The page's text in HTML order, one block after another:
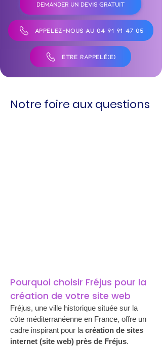
DEMANDER UN DEVIS GRATUIT
APPELEZ-NOUS AU 04 91 91 47 05
ÊTRE RAPPELÉ(E)
Notre foire aux questions
Pourquoi choisir Fréjus pour la
création de votre site web
Fréjus, une ville historique située sur la
côte méditerranéenne en France, offre un
cadre inspirant pour la création de sites
internet (site web) près de Fréjus.